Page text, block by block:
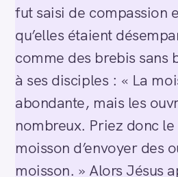
fut saisi de compassion
qu’elles étaient
comme des brebis sans
à ses disciples : « La
abondante, mais les
nombreux. Priez donc
moisson d’envoyer des
moisson. » Alors Jésus